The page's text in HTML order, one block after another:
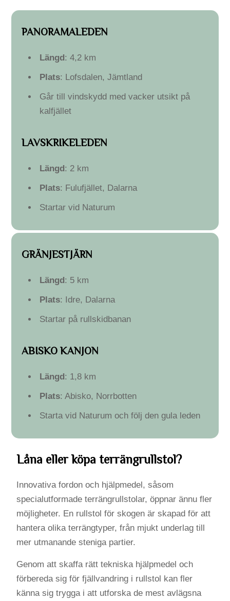
PANORAMALEDEN
Längd: 4,2 km
Plats: Lofsdalen, Jämtland
Går till vindskydd med vacker utsikt på
kalfjället
LAVSKRIKELEDEN
Längd: 2 km
Plats: Fulufjället, Dalarna
Startar vid Naturum
GRÄNJESTJÄRN
Längd: 5 km
Plats: Idre, Dalarna
Startar på rullskidbanan
ABISKO KANJON
Längd: 1,8 km
Plats: Abisko, Norrbotten
Starta vid Naturum och följ den gula leden
Låna eller köpa terrängrullstol?
Innovativa fordon och hjälpmedel, såsom
specialutformade terrängrullstolar, öppnar ännu fler
möjligheter. En rullstol för skogen är skapad för att
hantera olika terrängtyper, från mjukt underlag till
mer utmanande steniga partier.
Genom att skaffa rätt tekniska hjälpmedel och
förbereda sig för fjällvandring i rullstol kan fler
känna sig trygga i att utforska de mest avlägsna